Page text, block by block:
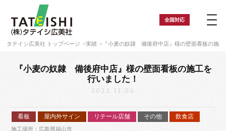
全国対応
タテイシ広美社 トップページ 実績 『小麦の奴隷 備後府中店』様の壁面看板の施工
『小麦の奴隷 備後府中店』様の壁面看板の施工を
行いました！
2022.11.04
看板 屋内外サイン リテール店舗 その他 飲食店
施工場所：広島県福山市